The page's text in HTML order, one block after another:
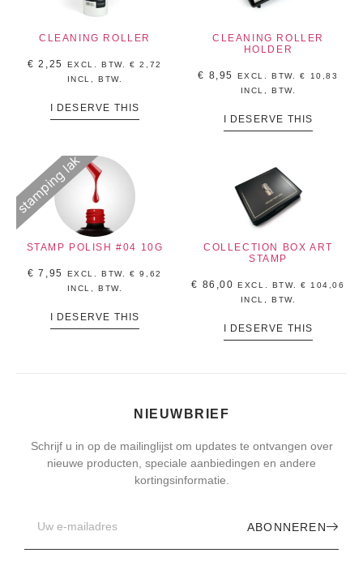
CLEANING ROLLER
€ 2,25 EXCL. BTW.€ 2,72
INCL, BTW.
I DESERVE THIS
CLEANING ROLLER
HOLDER
€ 8,95 EXCL. BTW.€
10,83
INCL, BTW.
I DESERVE THIS
stamping lak
STAMP POLISH #04 10G
€ 7,95 EXCL. BTW.€ 9,62
INCL, BTW.
I DESERVE THIS
COLLECTION BOX ART
STAMP
€ 86,00 EXCL. BTW. €
104,06
INCL, BTW.
I DESERVE THIS
NIEUWBRIEF
Schrijf u in op de mailinglijst om updates te ontvangen over
nieuwe producten, speciale aanbiedingen en andere
kortingsinformatie.
ABONNEREN